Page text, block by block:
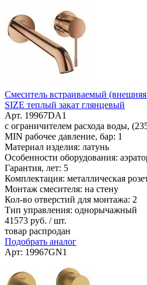
Смеситель встраиваемый
SIZE теплый закат глянцевый
Арт. 19967DA1
с ограничителем расхода воды,
MIN рабочее давление, бар: 1
Материал изделия: латунь
Особенности оборудования:
Гарантия, лет: 5
Комплектация: металлическая
Монтаж смесителя: на стену
Кол-во отверстий для монтажа: 2
Тип управления: однорычажный
41573 руб. / шт.
товар распродан
Подобрать аналог
Арт: 19967GN1